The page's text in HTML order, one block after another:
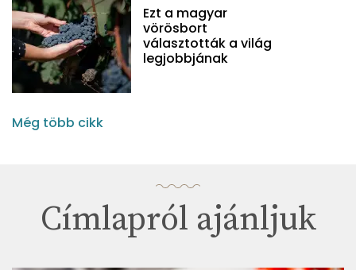
Ezt a magyar
vörösbort
választották a világ
legjobbjának
Még több cikk
Címlapról ajánljuk